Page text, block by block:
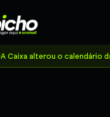
A Caixa alterou o calendário